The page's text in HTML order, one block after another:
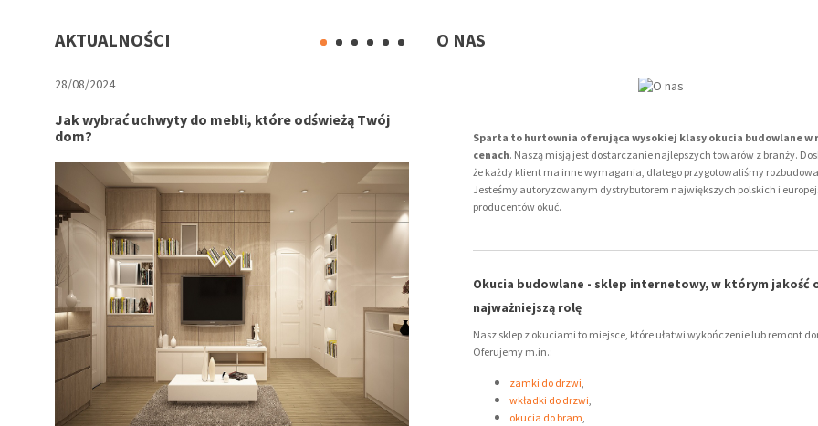
AKTUALNOŚCI
28/08/2024
Jak wybrać uchwyty do mebli, które odświeżą Twój
dom?
Klucza
O NAS
Sparta to hurtownia oferująca wysokiej klasy okucia budowlane w
cenach. Naszą misją jest dostarczanie najlepszych towarów z branży.
że każdy klient ma inne wymagania, dlatego przygotowaliśmy
Jesteśmy autoryzowanym dystrybutorem największych polskich i
producentów okuć.
Okucia budowlane - sklep internetowy, w którym jakość
najważniejszą rolę
Nasz sklep z okuciami to miejsce, które ułatwi wykończenie lub remont
Oferujemy m.in.:
zamki do drzwi
wkładki do drzwi
okucia do bram